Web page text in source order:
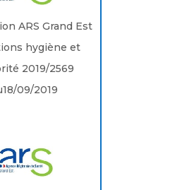
ARS Grand Est
hygiène et
2019/2569
09/2019